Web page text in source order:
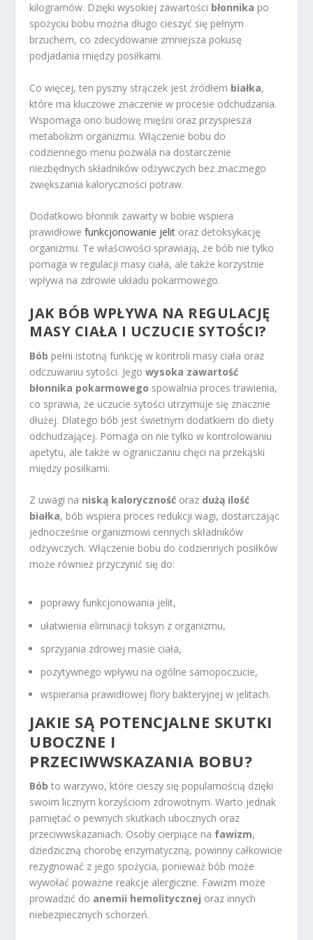
kilogramów. Dzięki wysokiej zawartości błonnika po
spożyciu bobu można długo cieszyć się pełnym
brzuchem, co zdecydowanie zmniejsza pokusę
podjadania między posiłkami.
Co więcej, ten pyszny strączek jest źródłem białka,
które ma kluczowe znaczenie w procesie odchudzania.
Wspomaga ono budowę mięśni oraz przyspiesza
metabolizm organizmu. Włączenie bobu do
codziennego menu pozwala na dostarczenie
niezbędnych składników odżywczych bez znacznego
zwiększania kaloryczności potraw.
Dodatkowo błonnik zawarty w bobie wspiera
prawidłowefunkcjonowanie jelit oraz detoksykację
organizmu. Te właściwości sprawiają, że bób nie tylko
pomaga w regulacji masy ciała, ale także korzystnie
wpływa na zdrowie układu pokarmowego.
JAK BÓB WPŁYWA NA REGULACJĘ
MASY CIAŁA I UCZUCIE SYTOŚCI?
Bób pełni istotną funkcję w kontroli masy ciała oraz
odczuwaniu sytości. Jegowysoka zawartość
błonnika pokarmowego spowalnia proces trawienia,
co sprawia, że uczucie sytości utrzymuje się znacznie
dłużej. Dlatego bób jest świetnym dodatkiem do diety
odchudzającej. Pomaga on nie tylko w kontrolowaniu
apetytu, ale także w ograniczaniu chęci na przekąski
między posiłkami.
Z uwagi na niską kaloryczność oraz dużą ilość
białka, bób wspiera proces redukcji wagi, dostarczając
jednocześnie organizmowi cennych składników
odżywczych. Włączenie bobu do codziennych posiłków
może również przyczynić się do:
poprawy funkcjonowania jelit,
ułatwienia eliminacji toksyn z organizmu,
sprzyjania zdrowej masie ciała,
pozytywnego wpływu na ogólne samopoczucie,
wspierania prawidłowej flory bakteryjnej w jelitach.
JAKIE SĄ POTENCJALNE SKUTKI
UBOCZNE I
PRZECIWWSKAZANIA BOBU?
Bób to warzywo, które cieszy się popularnością dzięki
swoim licznym korzyściom zdrowotnym. Warto jednak
pamiętać o pewnych skutkach ubocznych oraz
przeciwwskazaniach. Osoby cierpiące na fawizm,
dziedziczną chorobę enzymatyczną, powinny całkowicie
rezygnować z jego spożycia, ponieważ bób może
wywołać poważne reakcje alergiczne. Fawizm może
prowadzić do anemii hemolitycznej oraz innych
niebezpiecznych schorzeń.